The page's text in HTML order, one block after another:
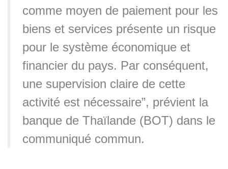
comme moyen de paiement pour les
biens et services présente un risque
pour le système économique et
financier du pays. Par conséquent,
une supervision claire de cette
activité est nécessaire”, prévient la
banque de Thaïlande (BOT) dans le
communiqué commun.